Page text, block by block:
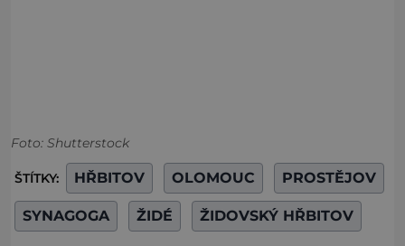
Foto: Shutterstock
ŠTÍTKY: HŘBITOV OLOMOUC PROSTĚJOV
SYNAGOGA ŽIDÉ ŽIDOVSKÝ HŘBITOV